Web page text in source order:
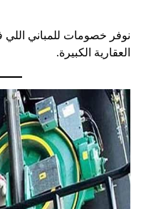
نوفر خصومات للمباني
العقارية الكبيرة.